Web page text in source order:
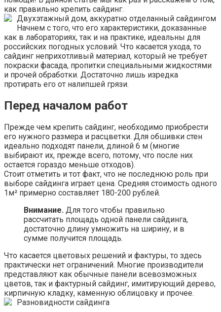
как правильно крепить сайдинг.
Двухэтажный дом, аккуратно отделанный сайдингом
Начнем с того, что его характеристики, доказанные
как в лабораториях, так и на практике, идеальны для
российских погодных условий. Что касается ухода, то
сайдинг неприхотливый материал, который не требует
покраски фасада, пропитки специальными жидкостями
и прочей обработки. Достаточно лишь изредка
протирать его от налипшей грязи.
Перед началом работ
Прежде чем крепить сайдинг, необходимо приобрести
его нужного размера и расцветки. Для обшивки стен
идеально подходят панели, длиной 6 м (многие
выбирают их, прежде всего, потому, что после них
остается гораздо меньше отходов).
Стоит отметить и тот факт, что не последнюю роль при
выборе сайдинга играет цена. Средняя стоимость одного
1м² примерно составляет 180-200 рублей.
Внимание. Для того чтобы правильно
рассчитать площадь одной панели сайдинга,
достаточно длину умножить на ширину, и в
сумме получится площадь.
Что касается цветовых решений и фактуры, то здесь
практически нет ограничений. Многие производители
представляют как обычные панели всевозможных
цветов, так и фактурный сайдинг, имитирующий дерево,
кирпичную кладку, каменную облицовку и прочее.
Разновидности сайдинга